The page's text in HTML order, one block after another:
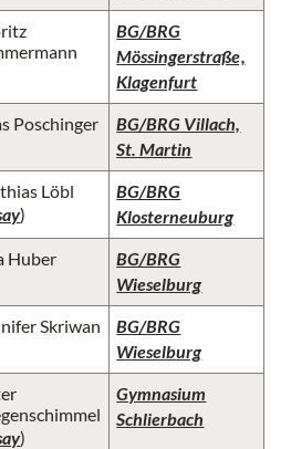
BG/BRG
Mössingerstraße,
Klagenfurt
Poschinger
BG/BRG Villach,
St. Martin
Löbl
)
BG/BRG
Klosterneuburg
Huber
BG/BRG
Wieselburg
Skriwan
BG/BRG
Wieselburg
)
Gymnasium
Schlierbach